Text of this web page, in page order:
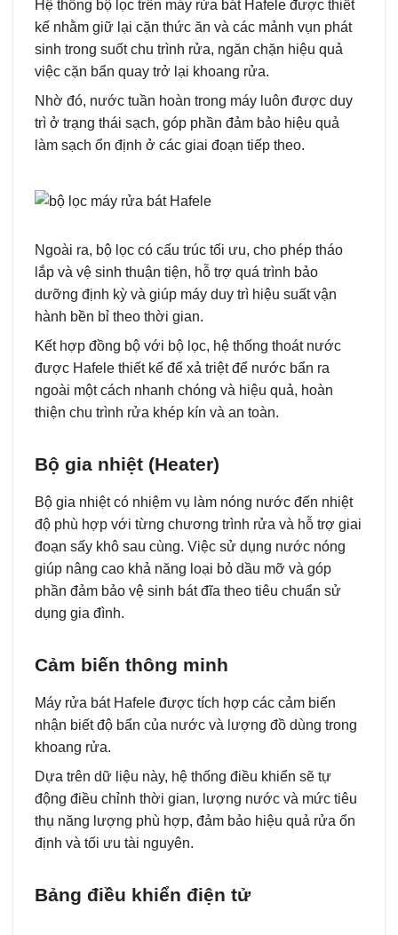
Hệ thống bộ lọc trên máy rửa bát Hafele được thiết
kế nhằm giữ lại cặn thức ăn và các mảnh vụn phát
sinh trong suốt chu trình rửa, ngăn chặn hiệu quả
việc cặn bẩn quay trở lại khoang rửa.
Nhờ đó, nước tuần hoàn trong máy luôn được duy
trì ở trạng thái sạch, góp phần đảm bảo hiệu quả
làm sạch ổn định ở các giai đoạn tiếp theo.
Ngoài ra, bộ lọc có cấu trúc tối ưu, cho phép tháo
lắp và vệ sinh thuận tiện, hỗ trợ quá trình bảo
dưỡng định kỳ và giúp máy duy trì hiệu suất vận
hành bền bỉ theo thời gian.
Kết hợp đồng bộ với bộ lọc, hệ thống thoát nước
được Hafele thiết kế để xả triệt để nước bẩn ra
ngoài một cách nhanh chóng và hiệu quả, hoàn
thiện chu trình rửa khép kín và an toàn.
Bộ gia nhiệt (Heater)
Bộ gia nhiệt có nhiệm vụ làm nóng nước đến nhiệt
độ phù hợp với từng chương trình rửa và hỗ trợ giai
đoạn sấy khô sau cùng. Việc sử dụng nước nóng
giúp nâng cao khả năng loại bỏ dầu mỡ và góp
phần đảm bảo vệ sinh bát đĩa theo tiêu chuẩn sử
dụng gia đình.
Cảm biến thông minh
Máy rửa bát Hafele được tích hợp các cảm biến
nhận biết độ bẩn của nước và lượng đồ dùng trong
khoang rửa.
Dựa trên dữ liệu này, hệ thống điều khiển sẽ tự
động điều chỉnh thời gian, lượng nước và mức tiêu
thụ năng lượng phù hợp, đảm bảo hiệu quả rửa ổn
định và tối ưu tài nguyên.
Bảng điều khiển điện tử